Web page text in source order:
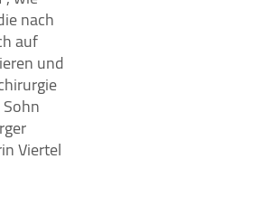
nach
auf
und
Viertel